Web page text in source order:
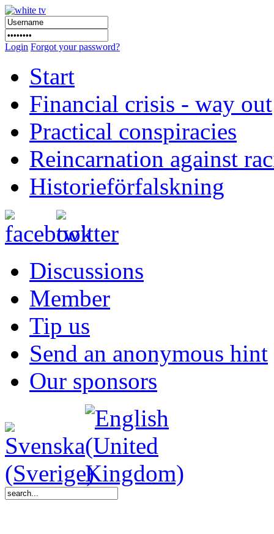
Login Forgot your password?
Start
Financial crisis - way out
Practical conspiracies
Reincarnation against
Historieförfalskning
Discussions
Member
Tip us
Send an anonymous hint
Our sponsors